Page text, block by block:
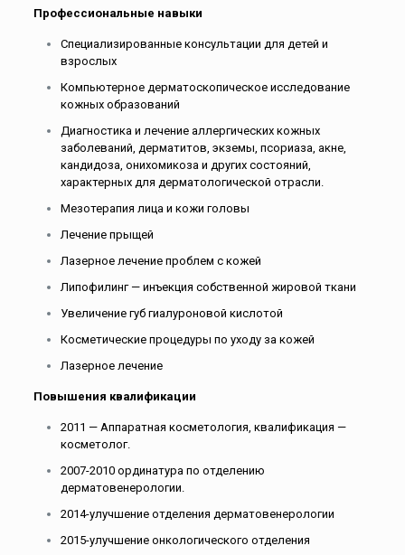
Профессиональные навыки
Специализированные консультации для детей и
взрослых
Компьютерное дерматоскопическое исследование
кожных образований
Диагностика и лечение аллергических кожных
заболеваний, дерматитов, экземы, псориаза, акне,
кандидоза, онихомикоза и других состояний,
характерных для дерматологической отрасли.
Мезотерапия лица и кожи головы
Лечение прыщей
Лазерное лечение проблем с кожей
Липофилинг — инъекция собственной жировой ткани
Увеличение губ гиалуроновой кислотой
Косметические процедуры по уходу за кожей
Лазерное лечение
Повышения квалификации
2011 — Аппаратная косметология, квалификация —
косметолог.
2007-2010 ординатура по отделению
дерматовенерологии.
2014-улучшение отделения дерматовенерологии
2015-улучшение онкологического отделения